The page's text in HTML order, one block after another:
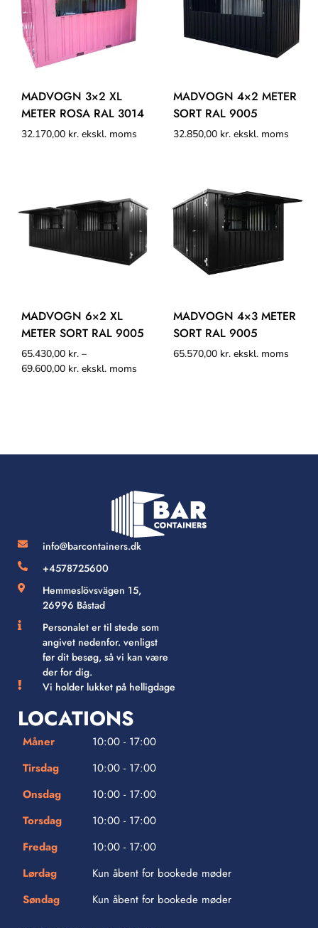
MADVOGN 3×2 XL
METER ROSA RAL 3014
32.170,00 kr. ekskl. moms
MADVOGN 4×2 METER
SORT RAL 9005
32.850,00 kr. ekskl. moms
MADVOGN 6×2 XL
METER SORT RAL 9005
65.430,00 kr. –
69.600,00 kr. ekskl. moms
MADVOGN 4×3 METER
SORT RAL 9005
65.570,00 kr. ekskl. moms
info@barcontainers.dk
+4578725600
Hemmeslövsvägen 15,
26996 Båstad
Personalet er til stede som
angivet nedenfor. venligst
før dit besøg, så vi kan være
der for dig.
Vi holder lukket på helligdage
LOCATIONS
Måner
10:00 - 17:00
Tirsdag
10:00 - 17:00
Onsdag
10:00 - 17:00
Torsdag
10:00 - 17:00
Fredag
10:00 - 17:00
Lørdag
Kun åbent for bookede møder
Søndag
Kun åbent for bookede møder